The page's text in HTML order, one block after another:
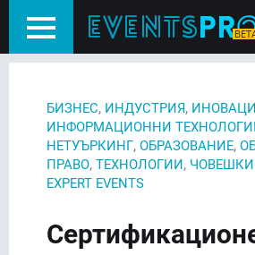
БИЗНЕС, ИНДУСТРИЯ,
ИНФОРМАЦИОННИ
НЕТУЪРКИНГ, ОБРАЗОВАНИЕ,
ПРАВО, ТЕХНОЛОГИИ,
EXPERT EVENTS